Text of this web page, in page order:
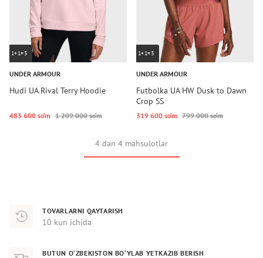
1+1=3
UNDER ARMOUR
Hudi UA Rival Terry Hoodie
483 600 so‘m 1 209 000 so‘m
1+1=3
UNDER ARMOUR
Futbolka UA HW Dusk to Dawn
Crop SS
319 600 so‘m 799 000 so‘m
4 dan 4 mahsulotlar
TOVARLARNI QAYTARISH
10 kun ichida
BUTUN O‘ZBEKISTON BO‘YLAB YETKAZIB BERISH